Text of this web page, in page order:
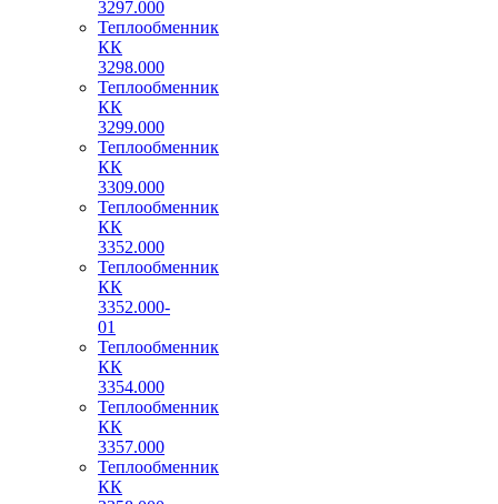
3297.000
Теплообменник
КК
3298.000
Теплообменник
КК
3299.000
Теплообменник
КК
3309.000
Теплообменник
КК
3352.000
Теплообменник
КК
3352.000-
01
Теплообменник
КК
3354.000
Теплообменник
КК
3357.000
Теплообменник
КК